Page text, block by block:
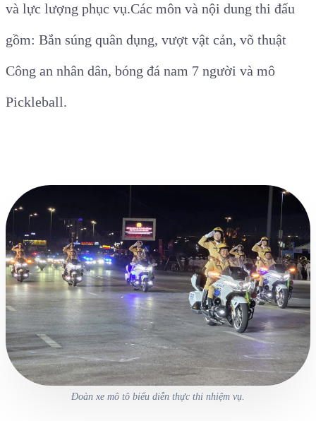
và lực lượng phục vụ.Các môn và nội dung thi đấu
gồm: Bắn súng quân dụng, vượt vật cản, võ thuật
Công an nhân dân, bóng đá nam 7 người và mô
Pickleball.
Đoàn xe mô tô biểu diễn thực thi nhiệm vụ.